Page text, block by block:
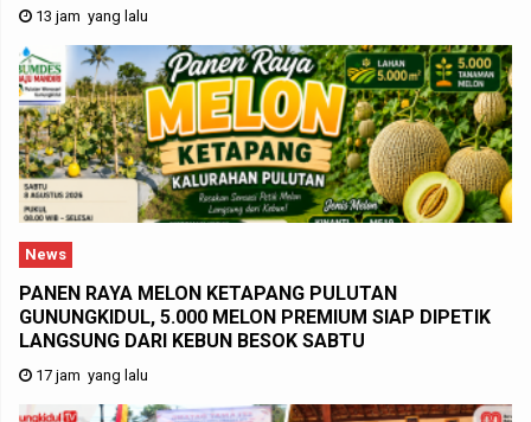
13 jam yang lalu
News
PANEN RAYA MELON KETAPANG PULUTAN
GUNUNGKIDUL, 5.000 MELON PREMIUM SIAP DIPETIK
LANGSUNG DARI KEBUN BESOK SABTU
17 jam yang lalu